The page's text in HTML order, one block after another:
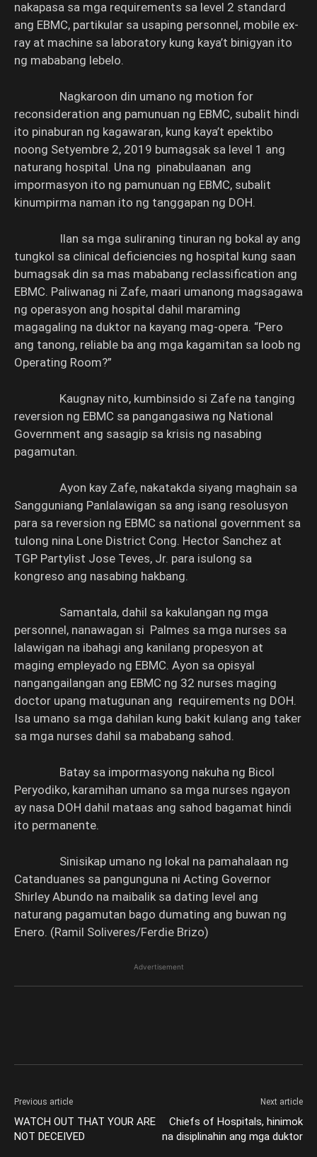
nakapasa sa mga requirements sa level 2 standard
ang EBMC, partikular sa usaping personnel, mobile ex-
ray at machine sa laboratory kung kaya’t binigyan ito
ng mababang lebelo.
Nagkaroon din umano ng motion for
reconsideration ang pamunuan ng EBMC, subalit hindi
ito pinaburan ng kagawaran, kung kaya’t epektibo
noong Setyembre 2, 2019 bumagsak sa level 1 ang
naturang hospital. Una ng pinabulaanan ang
impormasyon ito ng pamunuan ng EBMC, subalit
kinumpirma naman ito ng tanggapan ng DOH.
Ilan sa mga suliraning tinuran ng bokal ay ang
tungkol sa clinical deficiencies ng hospital kung saan
bumagsak din sa mas mababang reclassification ang
EBMC. Paliwanag ni Zafe, maari umanong magsagawa
ng operasyon ang hospital dahil maraming
magagaling na duktor na kayang mag-opera. “Pero
ang tanong, reliable ba ang mga kagamitan sa loob ng
Operating Room?”
Kaugnay nito, kumbinsido si Zafe na tanging
reversion ng EBMC sa pangangasiwa ng National
Government ang sasagip sa krisis ng nasabing
pagamutan.
Ayon kay Zafe, nakatakda siyang maghain sa
Sangguniang Panlalawigan sa ang isang resolusyon
para sa reversion ng EBMC sa national government sa
tulong nina Lone District Cong. Hector Sanchez at
TGP Partylist Jose Teves, Jr. para isulong sa
kongreso ang nasabing hakbang.
Samantala, dahil sa kakulangan ng mga
personnel, nanawagan si Palmes sa mga nurses sa
lalawigan na ibahagi ang kanilang propesyon at
maging empleyado ng EBMC. Ayon sa opisyal
nangangailangan ang EBMC ng 32 nurses maging
doctor upang matugunan ang requirements ng DOH.
Isa umano sa mga dahilan kung bakit kulang ang taker
sa mga nurses dahil sa mababang sahod.
Batay sa impormasyong nakuha ng Bicol
Peryodiko, karamihan umano sa mga nurses ngayon
ay nasa DOH dahil mataas ang sahod bagamat hindi
ito permanente.
Sinisikap umano ng lokal na pamahalaan ng
Catanduanes sa pangunguna ni Acting Governor
Shirley Abundo na maibalik sa dating level ang
naturang pagamutan bago dumating ang buwan ng
Enero. (Ramil Soliveres/Ferdie Brizo)
Advertisement
Previous article
WATCH OUT THAT YOUR ARE
NOT DECEIVED
Next article
Chiefs of Hospitals, hinimok
na disiplinahin ang mga duktor